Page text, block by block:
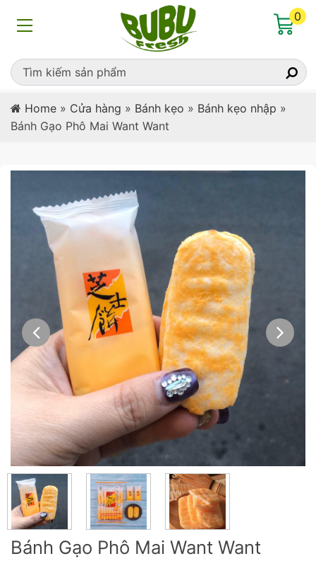
0
Home » Cửa hàng » Bánh kẹo » Bánh kẹo nhập »
Bánh Gạo Phô Mai Want Want
Bánh Gạo Phô Mai Want Want